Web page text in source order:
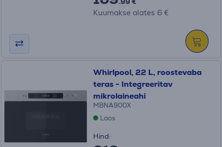
Kuumakse alates 6 €
Whirlpool, 22 L, roostevaba
teras - Integreeritav
mikrolaineahi
MBNA900X
Laos
Hind: